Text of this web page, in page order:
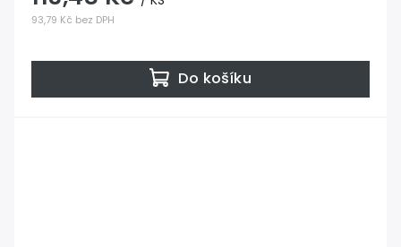
93,79 Kč bez DPH
Do košíku